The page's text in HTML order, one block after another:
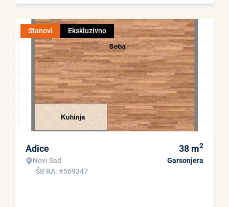
Stanovi Ekskluzivno
Adice
Novi Sad
ŠIFRA: #569347
38 m2
Garsonjera